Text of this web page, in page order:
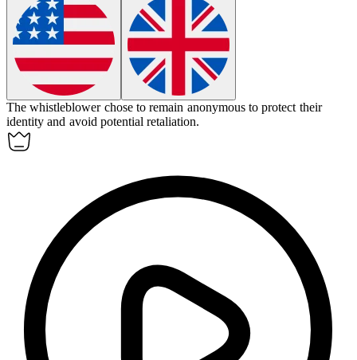
The whistleblower chose to remain anonymous to protect their
identity and avoid potential retaliation.